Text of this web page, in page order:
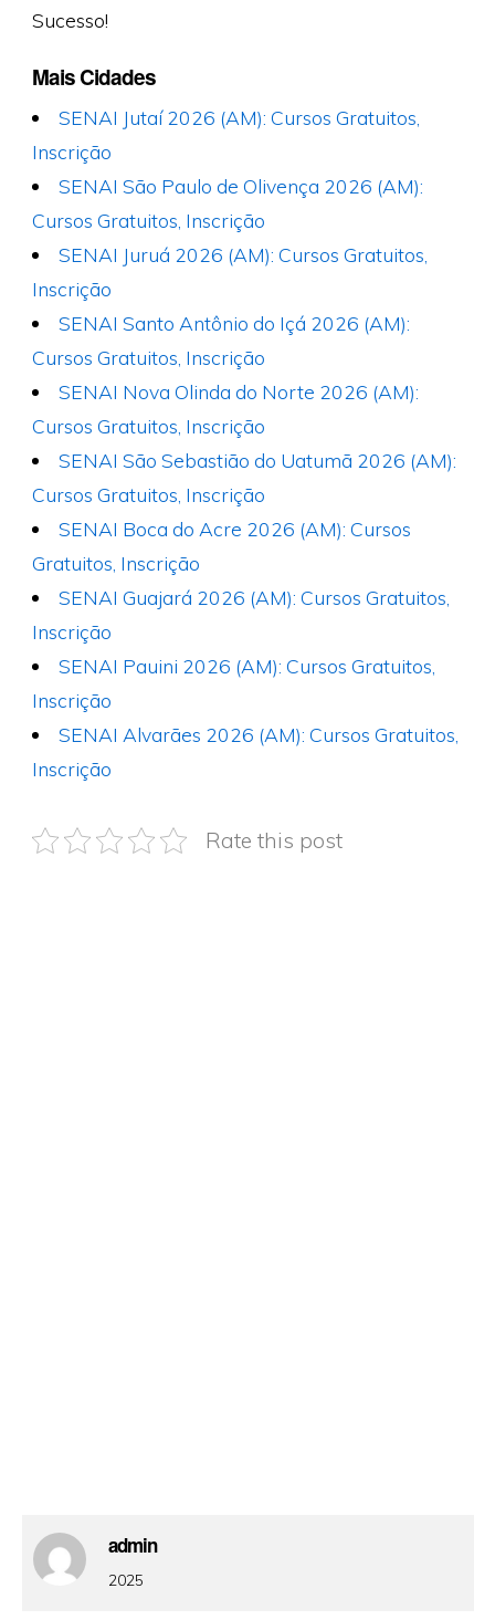
Sucesso!
Mais Cidades
SENAI Jutaí 2026 (AM): Cursos Gratuitos,
Inscrição
SENAI São Paulo de Olivença 2026 (AM):
Cursos Gratuitos, Inscrição
SENAI Juruá 2026 (AM): Cursos Gratuitos,
Inscrição
SENAI Santo Antônio do Içá 2026 (AM):
Cursos Gratuitos, Inscrição
SENAI Nova Olinda do Norte 2026 (AM):
Cursos Gratuitos, Inscrição
SENAI São Sebastião do Uatumã 2026 (AM):
Cursos Gratuitos, Inscrição
SENAI Boca do Acre 2026 (AM): Cursos
Gratuitos, Inscrição
SENAI Guajará 2026 (AM): Cursos Gratuitos,
Inscrição
SENAI Pauini 2026 (AM): Cursos Gratuitos,
Inscrição
SENAI Alvarães 2026 (AM): Cursos Gratuitos,
Inscrição
Rate this post
admin
2025